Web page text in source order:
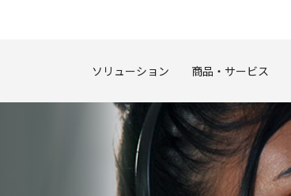
ソリューション 商品・サービス